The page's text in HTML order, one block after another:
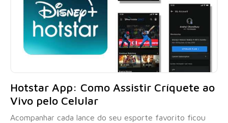
Hotstar App: Como Assistir Críquete ao
Vivo pelo Celular
Acompanhar cada lance do seu esporte favorito ficou